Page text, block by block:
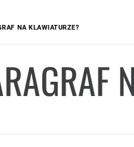
NA KLAWIATURZE?